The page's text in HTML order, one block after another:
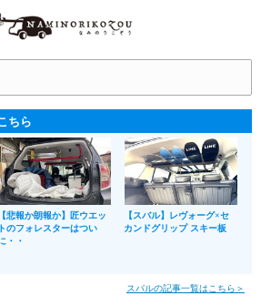
ちら
【悲報か朗報か】匠ウエッ
トのフォレスターはつい
・・
【スバル】レヴォーグ×セ
カンドグリップ スキー板
スバルの記事一覧はこちら＞